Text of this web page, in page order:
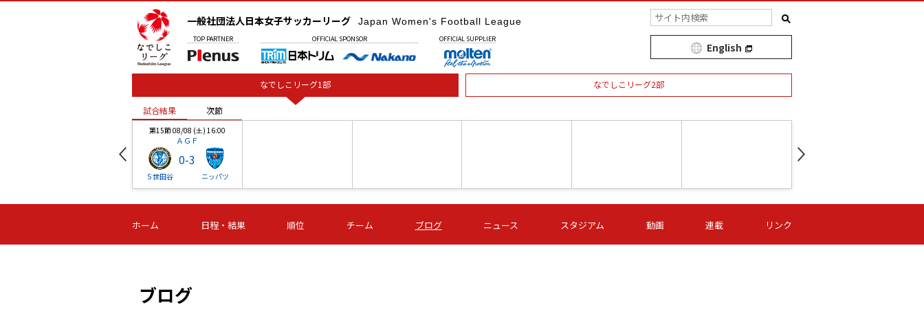
一般社団法人日本女子サッカーリーグ Japan Women's Football League
TOP PARTNER OFFICIAL SPONSOR OFFICIAL SUPPLIER
English
なでしこリーグ1部 なでしこリーグ2部
試合結果 次節
第15節 08/08 (土) 16:00
ＡＧＦ
Ｓ世田谷
0-3
ニッパツ
-
第16節 09/05 (土) 15:00
ニッパツ
-
第16節 09/05 (土) 15:00
石人の星
-
第16節 09/05 (土) 16:00
ＡＧＦ
-
いちご
-
第16節 09/06 (日) 15:00
-
第16節 09/06 (日) 15:00
- -
試合結果 次節
ホーム 日程・結果 順位 チーム ブログ ニュース スタジアム 動画 連載 リンク
ブログ